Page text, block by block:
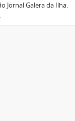
Jornal Galera da Ilha.